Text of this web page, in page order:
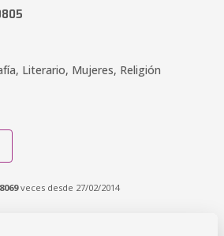
Literario, Mujeres, Religión
8069veces desde 27/02/2014